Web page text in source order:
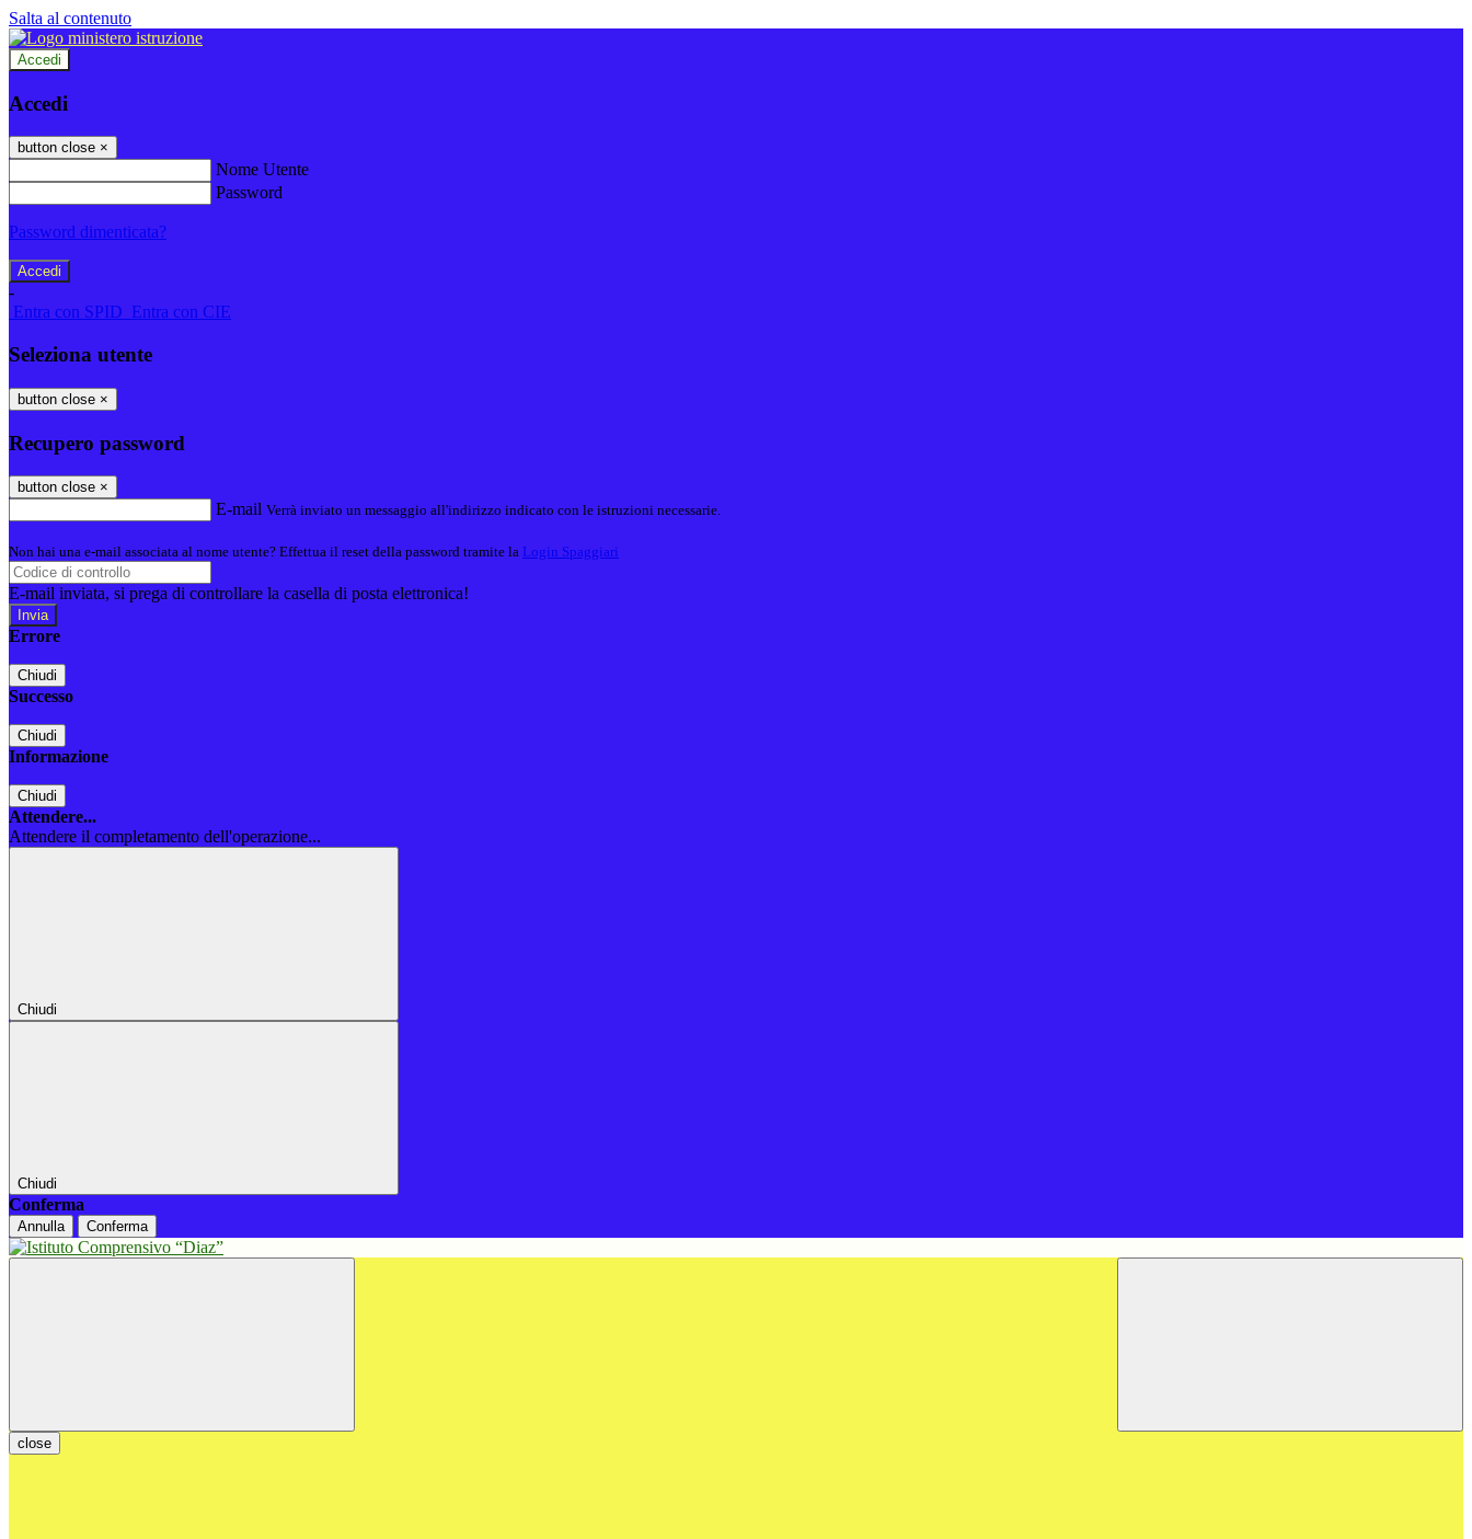
Salta al contenuto
Accedi
Accedi
button close ×
Nome Utente
Password
Password dimenticata?
-
Entra con SPID Entra con CIE
Seleziona utente
button close ×
Recupero password
button close ×
E-mail Verrà inviato un messaggio all'indirizzo indicato con le istruzioni necessarie.
Non hai una e-mail associata al nome utente? Effettua il reset della password tramite la Login Spaggiari
E-mail inviata, si prega di controllare la casella di posta elettronica!
Errore
Chiudi
Successo
Chiudi
Informazione
Chiudi
Attendere...
Attendere il completamento dell'operazione...
Chiudi
Chiudi
Conferma
Annulla Conferma
close